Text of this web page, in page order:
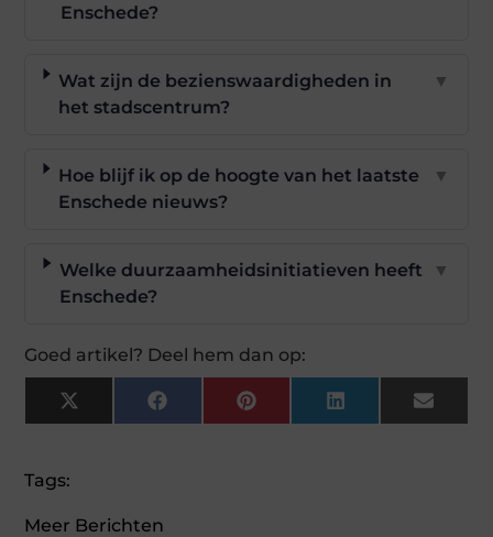
Enschede?
Wat zijn de bezienswaardigheden in
het stadscentrum?
▼
Hoe blijf ik op de hoogte van het laatste
Enschede nieuws?
▼
Welke duurzaamheidsinitiatieven heeft
Enschede?
▼
Goed artikel? Deel hem dan op:
X
(Twitter)
FacebookPinterestLinkedIn Email
Tags:
Meer Berichten